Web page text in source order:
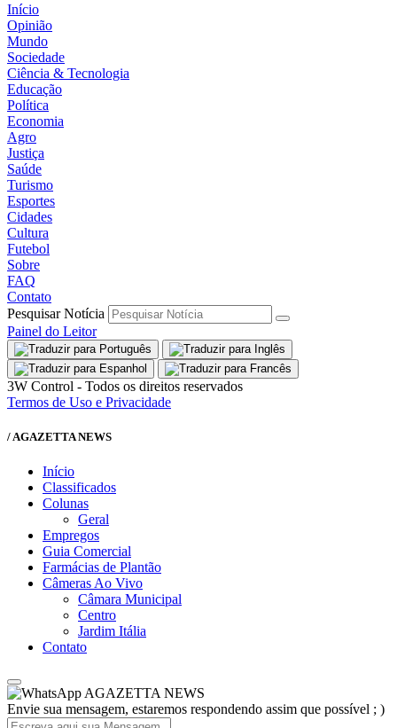
Início
Opinião
Mundo
Sociedade
Ciência & Tecnologia
Educação
Política
Economia
Agro
Justiça
Saúde
Turismo
Esportes
Cidades
Cultura
Futebol
Sobre
FAQ
Contato
Pesquisar Notícia
Painel do Leitor
3W Control - Todos os direitos reservados
Termos de Uso e Privacidade
/ AGAZETTA NEWS
Início
Classificados
Colunas
Geral
Empregos
Guia Comercial
Farmácias de Plantão
Câmeras Ao Vivo
Câmara Municipal
Centro
Jardim Itália
Contato
AGAZETTA NEWS
Envie sua mensagem, estaremos respondendo assim que possível ; )